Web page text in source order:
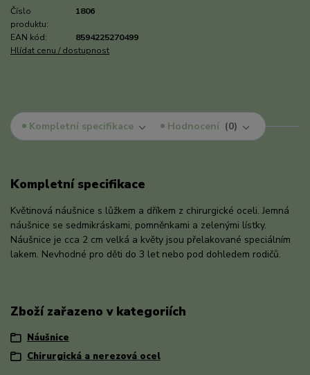
Číslo
produktu:
1806
EAN kód:
8594225270499
Hlídat cenu / dostupnost
Kompletní specifikace Hodnocení 0
Kompletní specifikace
Květinová náušnice s lůžkem a dříkem z chirurgické oceli. Jemná
náušnice se sedmikráskami, pomněnkami a zelenými lístky.
Náušnice je cca 2 cm velká a květy jsou přelakované speciálním
lakem. Nevhodné pro děti do 3 let nebo pod dohledem rodičů.
Zboží zařazeno v kategoriích
Náušnice
Chirurgická a nerezová ocel